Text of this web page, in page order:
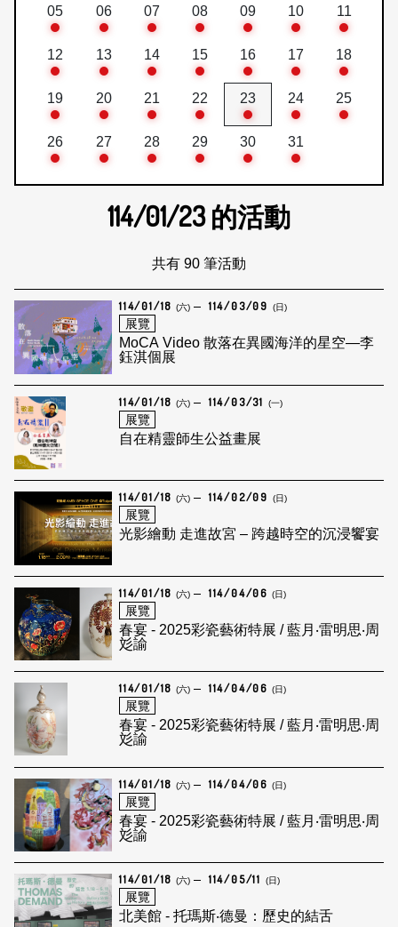
05 06 07 08 09 10 11
12 13 14 15 16 17 18
19 20 21 22 23 24 25
26 27 28 29 30 31
114/01/23的活動
共有 90 筆活動
114/01/18 (六) 114/03/09 (日)
展覽
MoCA Video 散落在異國海洋的星空—李
鈺淇個展
114/01/18 (六) 114/03/31 (一)
展覽
自在精靈師生公益畫展
114/01/18 (六) 114/02/09 (日)
展覽
光影繪動 走進故宮 – 跨越時空的沉浸饗宴
114/01/18 (六) 114/04/06 (日)
展覽
春宴 - 2025彩瓷藝術特展 / 藍月‧雷明思‧周
彣諭
114/01/18 (六) 114/04/06 (日)
展覽
春宴 - 2025彩瓷藝術特展 / 藍月‧雷明思‧周
彣諭
114/01/18 (六) 114/04/06 (日)
展覽
春宴 - 2025彩瓷藝術特展 / 藍月‧雷明思‧周
彣諭
114/01/18 (六) 114/05/11 (日)
展覽
北美館 - 托瑪斯‧德曼：歷史的結舌